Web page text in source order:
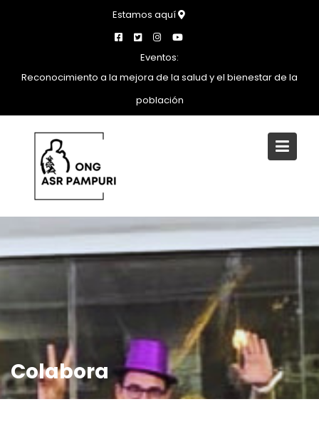
Estamos aquí
Eventos:
Reconocimiento a la mejora de la salud y el bienestar de la
población
Colabora